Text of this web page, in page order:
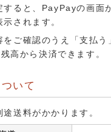
すると、PayPayの画面
されます。
をご確認のうえ「支払う
高から決済できます。
いて
送料がかかります。